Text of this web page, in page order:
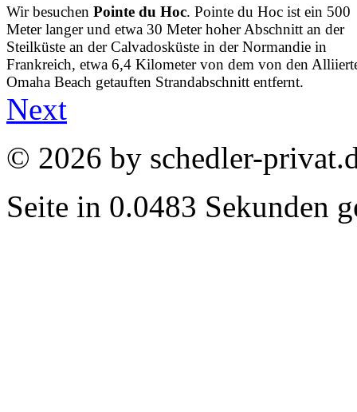
Wir besuchen Pointe du Hoc. Pointe du Hoc ist ein 500
Meter langer und etwa 30 Meter hoher Abschnitt an der
Steilküste an der Calvadosküste in der Normandie in
Frankreich, etwa 6,4 Kilometer von dem von den
Omaha Beach getauften Strandabschnitt entfernt.
Next
© 2026 by schedler-
Seite in 0.0483 Sekunden